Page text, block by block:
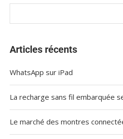
Articles récents
WhatsApp sur iPad
La recharge sans fil embarquée
Le marché des montres